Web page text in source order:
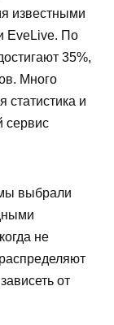
известными
EveLive. По
35%,
Много
статистика и
сервис
выбрали
не
от